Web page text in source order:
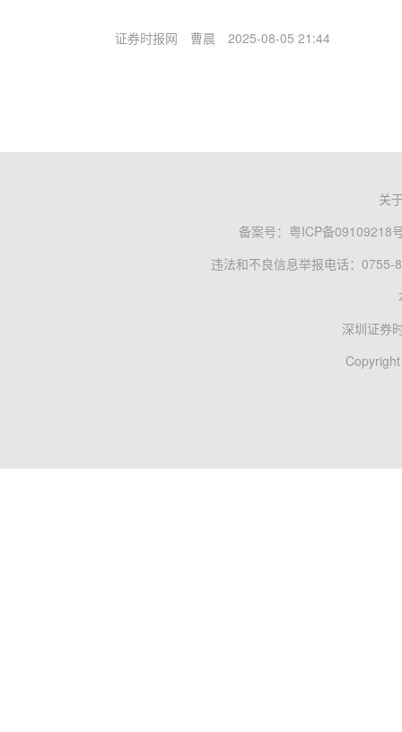
证券时报网 曹晨 2025-08-05 21:44
关
备案号： 粤ICP备09109218
违法和不良信息举报电话：0755-
深圳证券